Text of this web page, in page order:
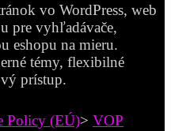
vo WordPress, web
pre vyhľadávače,
eshopu na mieru.
témy, flexibilné
prístup.
Policy (EÚ)> VOP